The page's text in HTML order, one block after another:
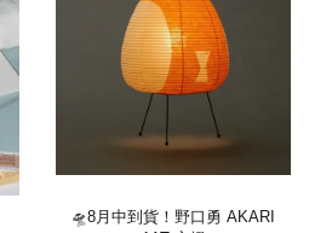
🛸8月中到貨！野口勇 AKARI